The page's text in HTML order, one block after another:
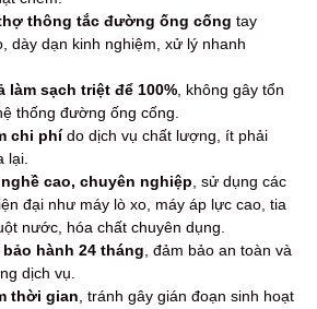
thông tắc đường ống cống tay
dày dạn kinh nghiệm, xử lý nhanh
làm sạch triệt để 100% , không gây tổn
thống đường ống cống.
chi phído dịch vụ chất lượng, ít phải
lại.
cao, chuyên nghiệp , sử dụng các
đại như máy lò xo, máy áp lực cao, tia
nước, hóa chất chuyên dụng.
bảo hành 24 tháng , đảm bảo an toàn và
dịch vụ.
thời gian , tránh gây gián đoạn sinh hoạt